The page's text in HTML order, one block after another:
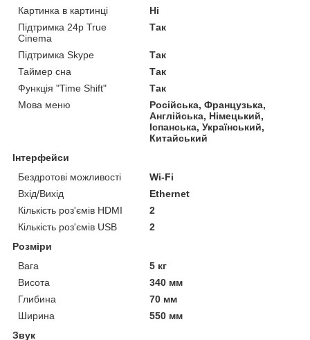
Картинка в картинці
Ні
Підтримка 24p True
Cinema
Так
Підтримка Skype
Так
Таймер сна
Так
Функція "Time Shift"
Так
Мова меню
Російська, Французька,
Англійська, Німецький,
Іспанська, Український,
Китайський
Інтерфейси
Бездротові можливості
Wi-Fi
Вхід/Вихід
Ethernet
Кількість роз'ємів HDMI
2
Кількість роз'ємів USB
2
Розміри
Вага
5 кг
Висота
340 мм
Глибина
70 мм
Ширина
550 мм
Звук